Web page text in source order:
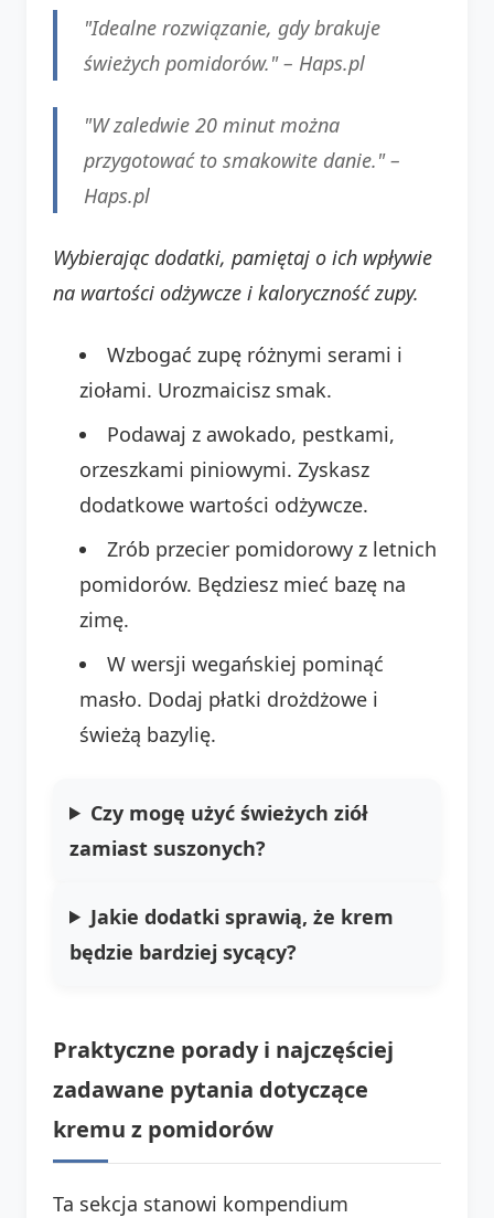
"Idealne rozwiązanie, gdy brakuje
świeżych pomidorów." – Haps.pl
"W zaledwie 20 minut można
przygotować to smakowite danie." –
Haps.pl
Wybierając dodatki, pamiętaj o ich wpływie
na wartości odżywcze i kaloryczność zupy.
Wzbogać zupę różnymi serami i
ziołami. Urozmaicisz smak.
Podawaj z awokado, pestkami,
orzeszkami piniowymi. Zyskasz
dodatkowe wartości odżywcze.
Zrób przecier pomidorowy z letnich
pomidorów. Będziesz mieć bazę na
zimę.
W wersji wegańskiej pominąć
masło. Dodaj płatki drożdżowe i
świeżą bazylię.
Czy mogę użyć świeżych ziół
zamiast suszonych?
Jakie dodatki sprawią, że krem
będzie bardziej sycący?
Praktyczne porady i najczęściej
zadawane pytania dotyczące
kremu z pomidorów
Ta sekcja stanowi kompendium